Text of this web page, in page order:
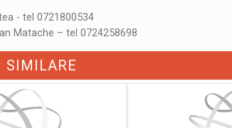
- tel 0721800534
Matache – tel 0724258698
SIMILARE